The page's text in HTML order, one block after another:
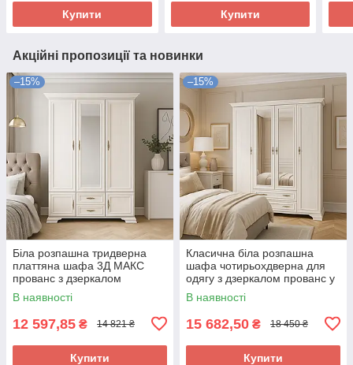
Купити Купити
Акційні пропозиції та новинки
–15%
Біла розпашна тридверна
платтяна шафа 3Д МАКС
прованс з дзеркалом
шухлядами в спальню Іріс
Мебель Сервіс
В наявності
12 597,85 ₴ 14 821 ₴
Купити
–15%
Класична біла розпашна
шафа чотирьохдверна для
одягу з дзеркалом прованс у
спальню Іріс Мебель Сервіс
В наявності
15 682,50 ₴ 18 450 ₴
Купити